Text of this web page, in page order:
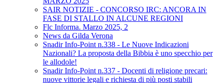
SAIR NOTIZIE - CONCORSO IRC: ANCORA IN
FASE DI STALLO IN ALCUNE REGIONI
Flc Informa. Marzo 2025, 2
News da Gilda Verona
Snadir Info-Point n.338 - Le Nuove Indicazioni
Nazionali? La proposta della Bibbia è uno specchio per
le allodole!
Snadir Info-Point n.337 - Docenti di religione precari:
nuove vittorie legali e richiesta di più posti stabili